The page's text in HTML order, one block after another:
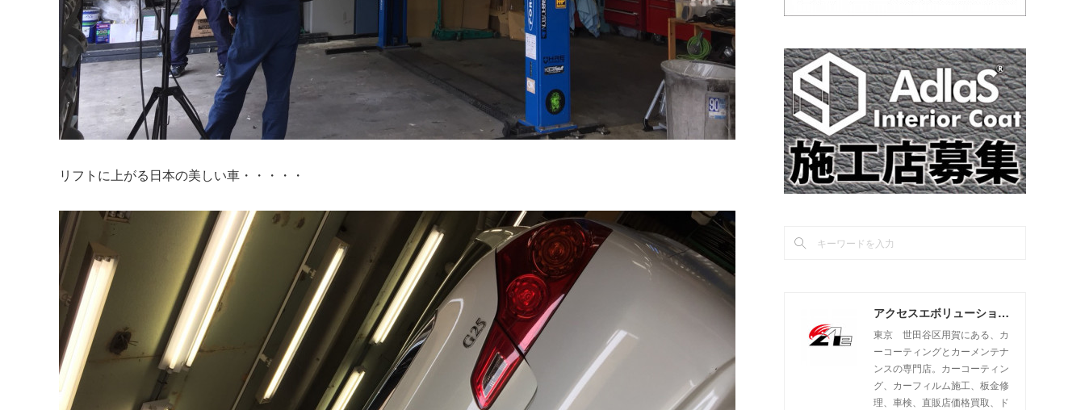
リフトに上がる日本の美しい車・・・・・
アクセスエボリューション用賀店 カーコーティング・カーメンテナンスの専門店
東京 世田谷区用賀にある、カ
ーコーティングとカーメンテナ
ンスの専門店。カーコーティン
グ、カーフィルム施工、板金修
理、車検、直販店価格買取、ド